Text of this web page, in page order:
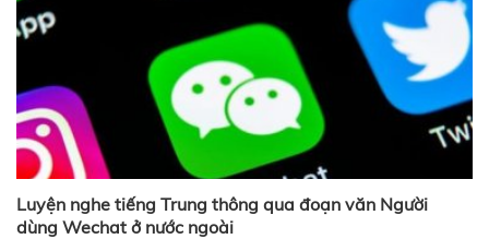
Luyện nghe tiếng Trung thông qua đoạn văn Người
dùng Wechat ở nước ngoài